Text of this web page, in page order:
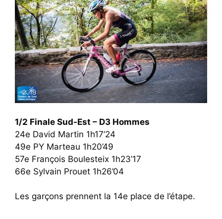
1/2 Finale Sud-Est – D3 Hommes
24e David Martin 1h17’24
49e PY Marteau 1h20’49
57e François Boulesteix 1h23’17
66e Sylvain Prouet 1h26’04
Les garçons prennent la 14e place de l’étape.